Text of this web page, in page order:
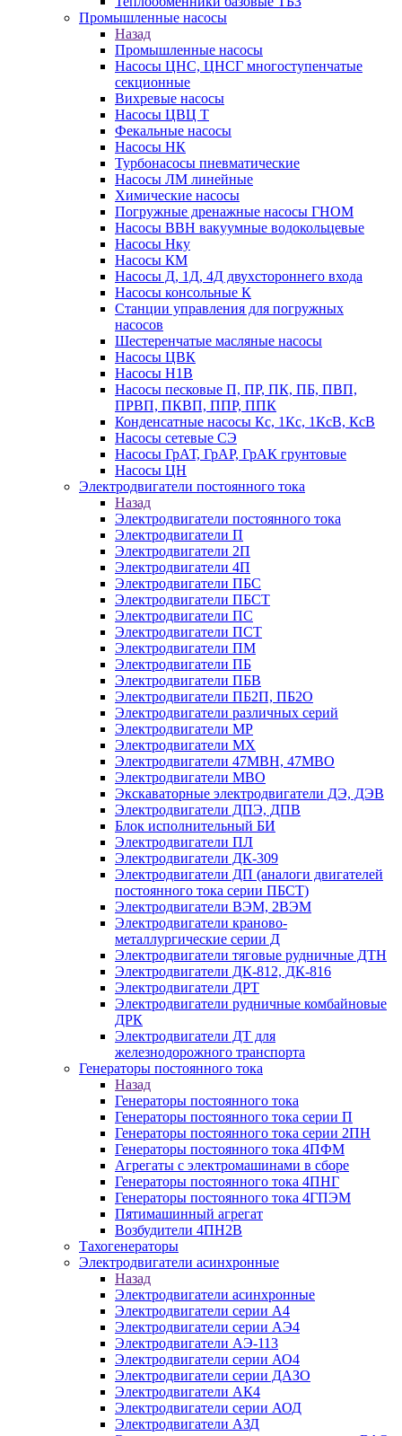
Промышленные насосы
Назад
Промышленные насосы
Насосы ЦНС, ЦНСГ многоступенчатые
секционные
Вихревые насосы
Насосы ЦВЦ Т
Фекальные насосы
Насосы НК
Турбонасосы пневматические
Насосы ЛМ линейные
Химические насосы
Погружные дренажные насосы ГНОМ
Насосы ВВН вакуумные водокольцевые
Насосы Нку
Насосы КМ
Насосы Д, 1Д, 4Д двухстороннего входа
Насосы консольные К
Станции управления для погружных
насосов
Шестеренчатые масляные насосы
Насосы ЦВК
Насосы Н1В
Насосы песковые П, ПР, ПК, ПБ, ПВП,
ПРВП, ПКВП, ППР, ППК
Конденсатные насосы Кс, 1Кс, 1КсВ, КсВ
Насосы сетевые СЭ
Насосы ГрАТ, ГрАР, ГрАК грунтовые
Насосы ЦН
Электродвигатели постоянного тока
Назад
Электродвигатели постоянного тока
Электродвигатели П
Электродвигатели 2П
Электродвигатели 4П
Электродвигатели ПБС
Электродвигатели ПБСТ
Электродвигатели ПС
Электродвигатели ПСТ
Электродвигатели ПМ
Электродвигатели ПБ
Электродвигатели ПБВ
Электродвигатели ПБ2П, ПБ2О
Электродвигатели различных серий
Электродвигатели МР
Электродвигатели MX
Электродвигатели 47MBH, 47МВО
Электродвигатели MBO
Экскаваторные электродвигатели ДЭ, ДЭВ
Электродвигатели ДПЭ, ДПВ
Блок исполнительный БИ
Электродвигатели ПЛ
Электродвигатели ДК-309
Электродвигатели ДП (аналоги двигателей
постоянного тока серии ПБСТ)
Электродвигатели ВЭМ, 2ВЭМ
Электродвигатели краново-
металлургические серии Д
Электродвигатели тяговые рудничные ДТН
Электродвигатели ДК-812, ДК-816
Электродвигатели ДРТ
Электродвигатели рудничные комбайновые
ДРК
Электродвигатели ДТ для
железнодорожного транспорта
Генераторы постоянного тока
Назад
Генераторы постоянного тока
Генераторы постоянного тока серии П
Генераторы постоянного тока серии 2ПН
Генераторы постоянного тока 4ПФМ
Агрегаты с электромашинами в сборе
Генераторы постоянного тока 4ПНГ
Генераторы постоянного тока 4ГПЭМ
Пятимашинный агрегат
Возбудители 4ПН2В
Тахогенераторы
Электродвигатели асинхронные
Назад
Электродвигатели асинхронные
Электродвигатели серии А4
Электродвигатели серии АЭ4
Электродвигатели АЭ-113
Электродвигатели серии АО4
Электродвигатели серии ДАЗО
Электродвигатели АК4
Электродвигатели серии АОД
Электродвигатели АЗД